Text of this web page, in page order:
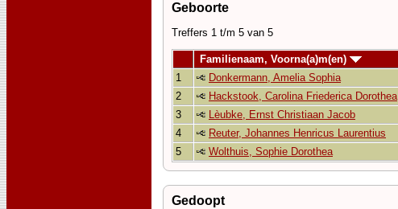
Geboorte
Treffers 1 t/m 5 van 5
Familienaam, Voorna(a)m(en)
1
Donkermann, Amelia Sophia
2
Hackstook, Carolina Friederica Dorothea
3
Lèubke, Ernst Christiaan Jacob
4
Reuter, Johannes Henricus Laurentius
5
Wolthuis, Sophie Dorothea
Gedoopt